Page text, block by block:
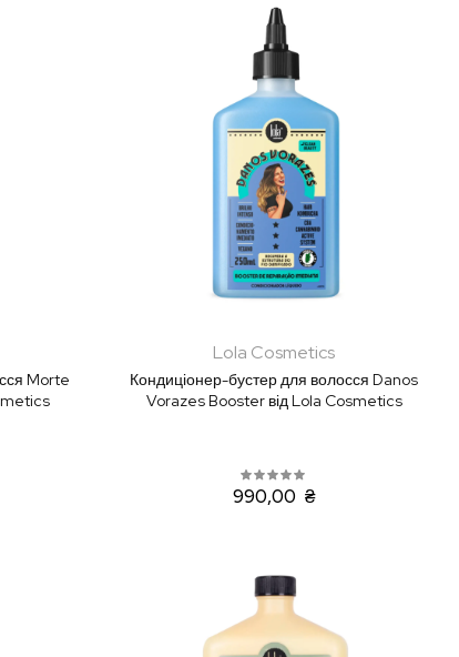
Morte
Lola Cosmetics
Кондиціонер-бустер для волосся Danos
Vorazes Booster від Lola Cosmetics
990,00 ₴